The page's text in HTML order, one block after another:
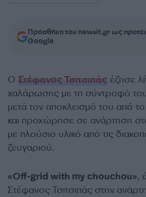
Προσθήκη του newsit.gr ως
Google
Ο Στέφανος Τσιτσιπάς έζησε
χαλάρωσης με τη σύντροφό
μετά τον αποκλεισμό του από το
και προχώρησε σε ανάρτηση
με πλούσιο υλικό από τις
ζευγαριού.
«Off-grid with my chouchou»,
Στέφανος Τσιτσιπάς στην